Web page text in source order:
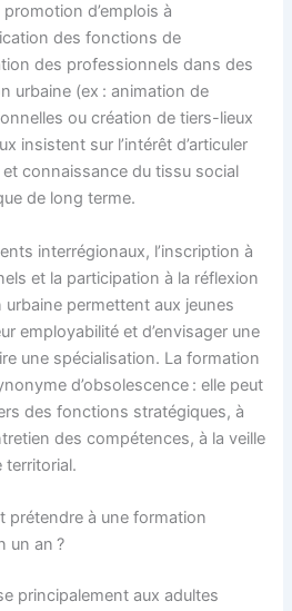
d’emplois à
des fonctions de
des professionnels dans des
urbaine (ex : animation de
ou création de tiers-lieux
insistent sur l’intérêt d’articuler
connaissance du tissu social
de long terme.
interrégionaux, l’inscription à
et la participation à la réflexion
permettent aux jeunes
employabilité et d’envisager une
une spécialisation. La formation
d’obsolescence : elle peut
des fonctions stratégiques, à
des compétences, à la veille
territorial.
prétendre à une formation
un an ?
principalement aux adultes